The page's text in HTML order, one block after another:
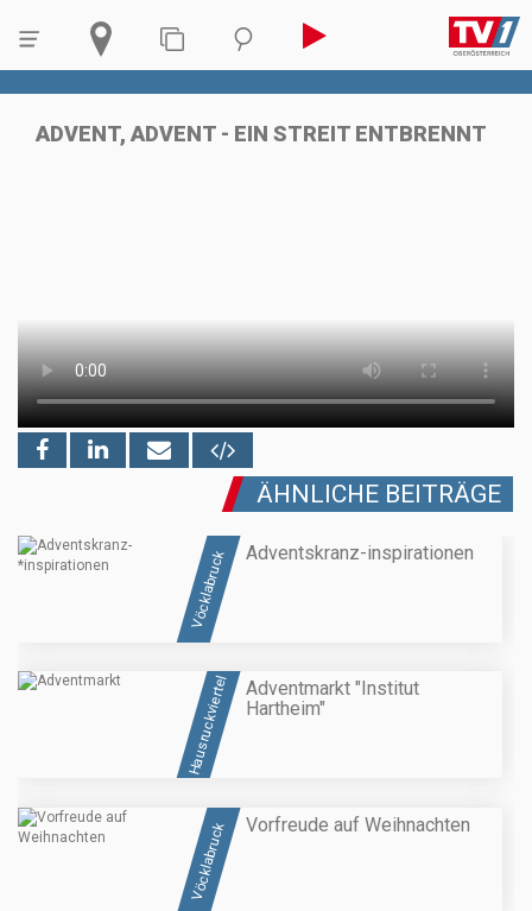
ADVENT, ADVENT - EIN STREIT ENTBRENNT
ÄHNLICHE BEITRÄGE
Vöcklabruck Adventskranz-inspirationen
Hausruckviertel
Adventmarkt "Institut
Hartheim"
Vöcklabruck Vorfreude auf Weihnachten